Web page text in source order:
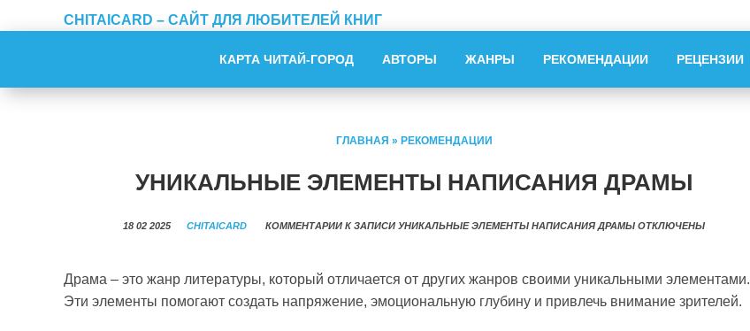
CHITAICARD – САЙТ ДЛЯ ЛЮБИТЕЛЕЙ КНИГ
КАРТА ЧИТАЙ-ГОРОД АВТОРЫ ЖАНРЫ РЕКОМЕНДАЦИИ РЕЦЕНЗИИ
ГЛАВНАЯ » РЕКОМЕНДАЦИИ
УНИКАЛЬНЫЕ ЭЛЕМЕНТЫ НАПИСАНИЯ ДРАМЫ
18 02 2025 CHITAICARD КОММЕНТАРИИ К ЗАПИСИ УНИКАЛЬНЫЕ ЭЛЕМЕНТЫ НАПИСАНИЯ ДРАМЫ ОТКЛЮЧЕНЫ
Драма – это жанр литературы, который отличается от других жанров своими уникальными элементами.
Эти элементы помогают создать напряжение, эмоциональную глубину и привлечь внимание зрителей.